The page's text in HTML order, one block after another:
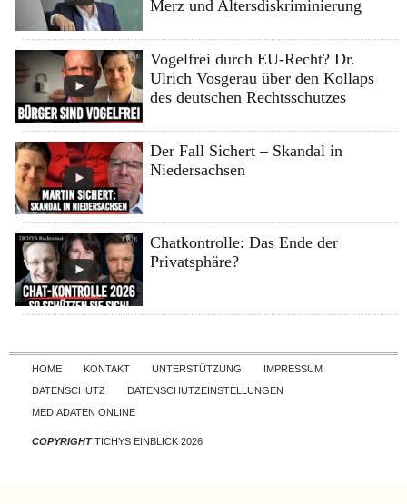
Merz und Altersdiskriminierung
Vogelfrei durch EU-Recht? Dr.
Ulrich Vosgerau über den Kollaps
des deutschen Rechtsschutzes
Der Fall Sichert – Skandal in
Niedersachsen
Chatkontrolle: Das Ende der
Privatsphäre?
Skip to content
HOME KONTAKT UNTERSTÜTZUNG
IMPRESSUM
DATENSCHUTZ
DATENSCHUTZEINSTELLUNGEN
MEDIADATEN ONLINE
COPYRIGHTTICHYS EINBLICK 2026